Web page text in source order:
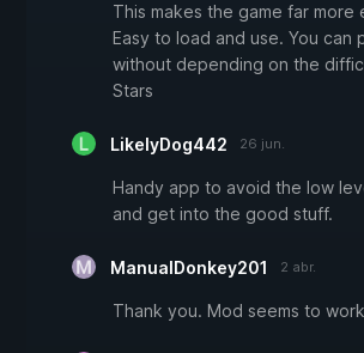
This makes the game far more
Easy to load and use. You can
without depending on the
Stars
LikelyDog442 26 jun.
Handy app to avoid the low
and get into the good stuff.
ManualDonkey201 2 abr.
Thank you. Mod seems to